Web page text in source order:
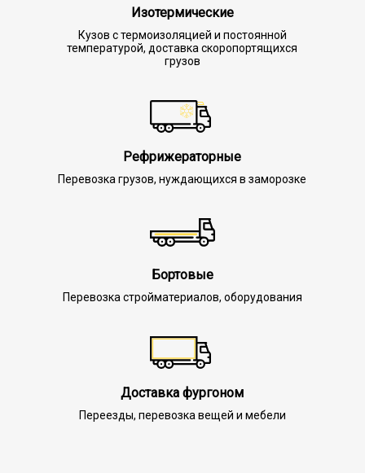
Изотермические
Кузов с термоизоляцией и постоянной
температурой, доставка скоропортящихся
грузов
Рефрижераторные
Перевозка грузов, нуждающихся в заморозке
Бортовые
Перевозка стройматериалов, оборудования
Доставка фургоном
Переезды, перевозка вещей и мебели